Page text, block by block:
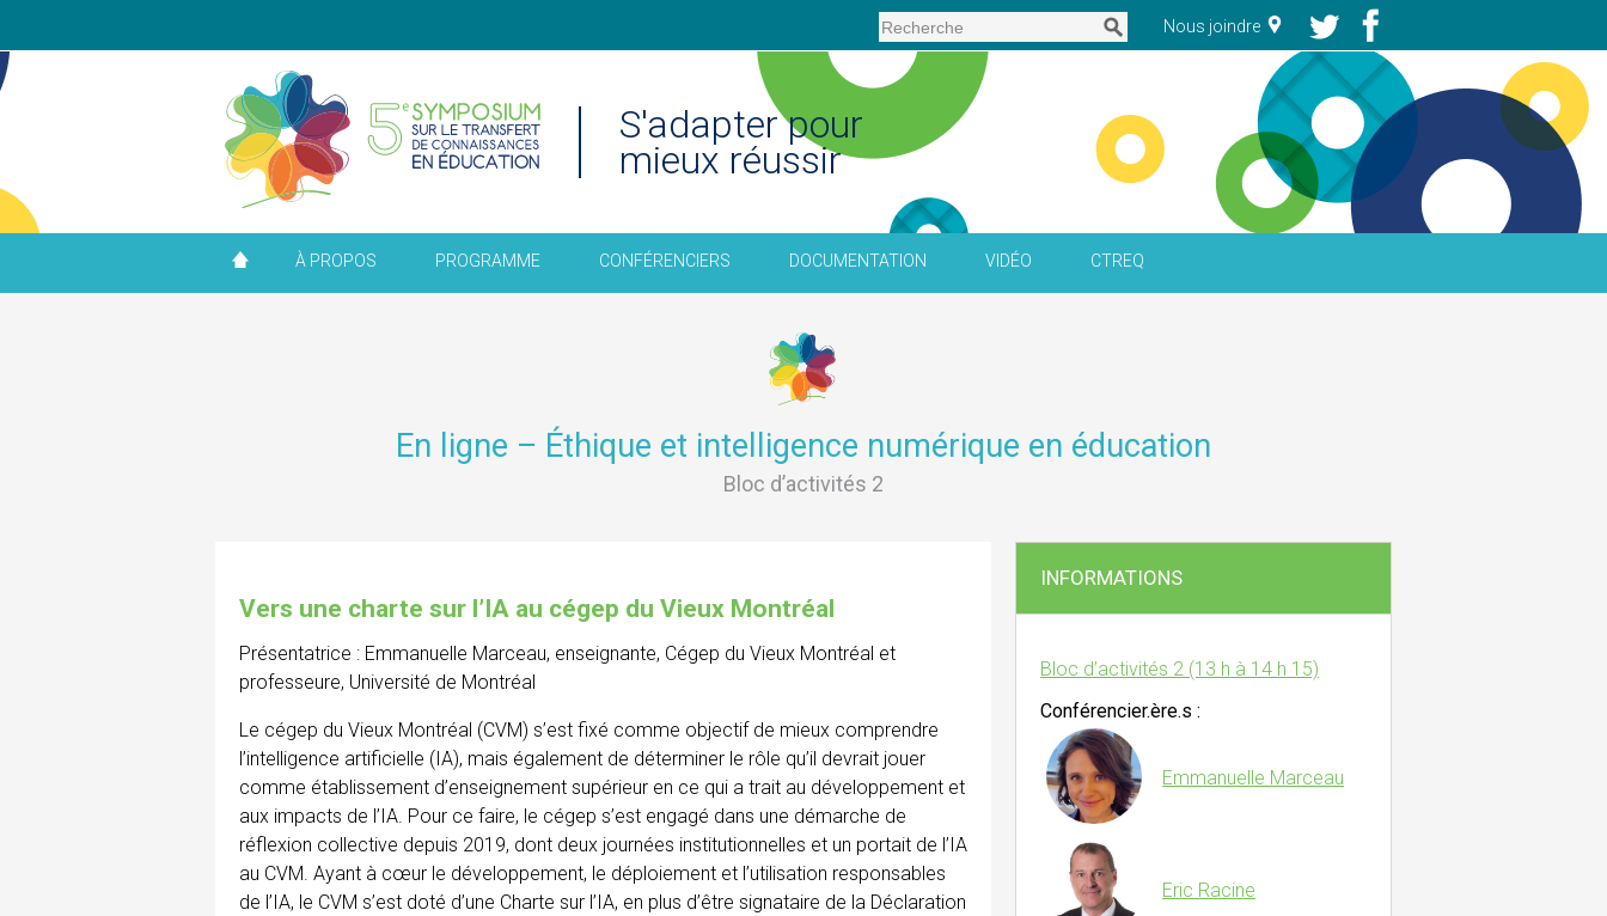
Nous joindre
S'adapter pour
mieux réussir
À PROPOS PROGRAMME CONFÉRENCIERS DOCUMENTATION VIDÉO CTREQ
En ligne – Éthique et intelligence numérique en éducation
Bloc d’activités 2
Vers une charte sur l’IA au cégep du Vieux Montréal
Présentatrice : Emmanuelle Marceau, enseignante, Cégep du Vieux Montréal et
professeure, Université de Montréal
Le cégep du Vieux Montréal (CVM) s’est fixé comme objectif de mieux comprendre
l’intelligence artificielle (IA), mais également de déterminer le rôle qu’il devrait jouer
comme établissement d’enseignement supérieur en ce qui a trait au développement et
aux impacts de l’IA. Pour ce faire, le cégep s’est engagé dans une démarche de
réflexion collective depuis 2019, dont deux journées institutionnelles et un portait de l’IA
au CVM. Ayant à cœur le développement, le déploiement et l’utilisation responsables
de l’IA, le CVM s’est doté d’une Charte sur l’IA, en plus d’être signataire de la Déclaration
INFORMATIONS
Bloc d’activités 2 (13 h à 14 h 15)
Conférencier.ère.s :
Emmanuelle Marceau
Eric Racine